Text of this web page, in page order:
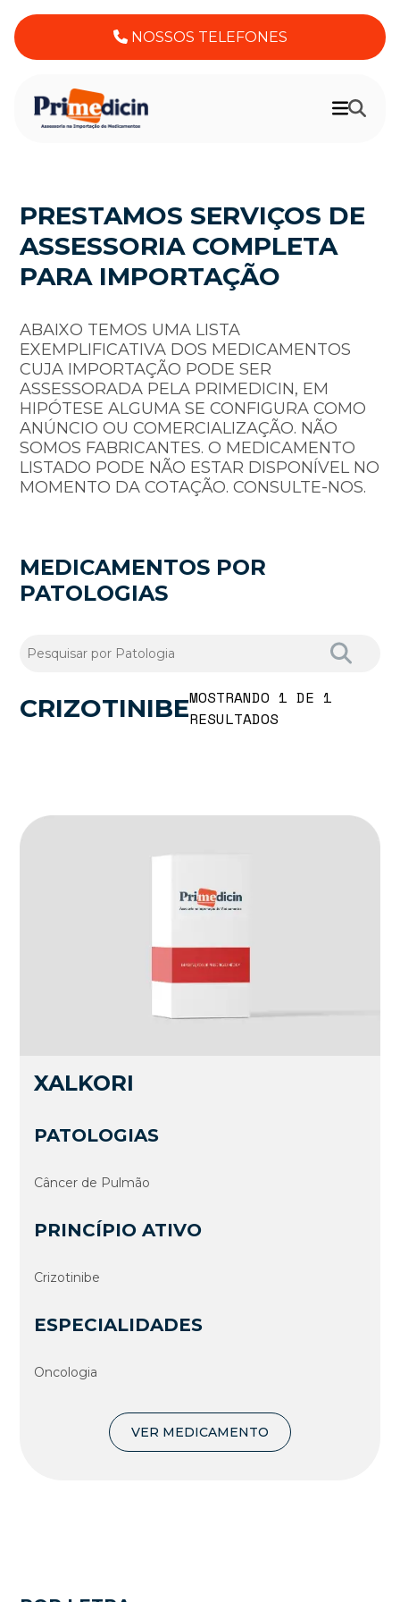
NOSSOS TELEFONES
PRESTAMOS SERVIÇOS DE
ASSESSORIA COMPLETA
PARA IMPORTAÇÃO
ABAIXO TEMOS UMA LISTA
EXEMPLIFICATIVA DOS MEDICAMENTOS
CUJA IMPORTAÇÃO PODE SER
ASSESSORADA PELA PRIMEDICIN, EM
HIPÓTESE ALGUMA SE CONFIGURA COMO
ANÚNCIO OU COMERCIALIZAÇÃO. NÃO
SOMOS FABRICANTES. O MEDICAMENTO
LISTADO PODE NÃO ESTAR DISPONÍVEL NO
MOMENTO DA COTAÇÃO. CONSULTE-NOS.
MEDICAMENTOS POR
PATOLOGIAS
CRIZOTINIBEMOSTRANDO 1 DE 1
RESULTADOS
XALKORI
PATOLOGIAS
Câncer de Pulmão
PRINCÍPIO ATIVO
Crizotinibe
ESPECIALIDADES
Oncologia
VER MEDICAMENTO